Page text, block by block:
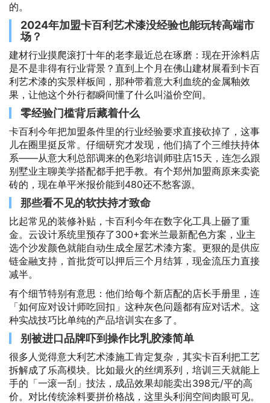
的。
2024年加盟卡百利艺术漆没经验也能玩转高端市
场？
建材行业摸爬滚打十年的老李最近总在琢磨：现在开涂料店
是不是非得有行业背景？直到上个月在佛山建材展看到卡百
利艺术漆的实景样板间，那种带着意大利血统的金属釉效
果，让他这个外行都瞬间懂了什么叫溢价空间。
零经验门槛背后藏着什么
卡百利今年把加盟条件里的行业经验要求直接砍掉了，这事
儿在圈里挺反常。仔细研究才发现，他们搞了个三维扶持体
系——从意大利总部调来的色彩培训师驻店15天，连怎么跟
别墅业主聊美学搭配都手把手教。有个郑州加盟商原来卖瓷
砖的，现在单平米报价能到480还不愁客源。
那些看不见的软扶持才致命
比起常见的装修补贴，卡百利今年在数字化工具上砸了重
金。云设计系统里预存了300+套米兰最新配色方案，业主
选个沙发颜色就能自动生成全屋艺术漆方案。更狠的是供应
链金融支持，首批货可以押后三个月结算，现金流压力直接
减半。
有个细节特别有意思：他们给每个新店配的店长手册里，连
「如何应对设计师吃回扣」这种灰色问题都有应对话术。这
种实战技巧比单纯的产品培训实在多了。
别被进口品牌吓到操作比乳胶漆简单
很多人觉得意大利艺术漆施工肯定复杂，其实卡百利把工艺
拆解成了乐高模块。比如最火的丝绸系列，培训三天就能上
手的「一滚一刮」技法，成品效果却能卖出398元/平的高
价。对比传统涂料要拼价格战，这里头利润空间肉眼可见。